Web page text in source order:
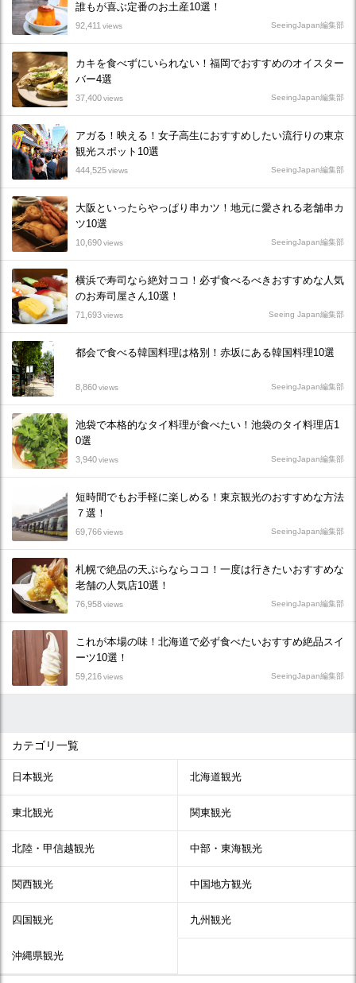
誰もが喜ぶ定番のお土産10選！
92,411 views SeeingJapan編集部
カキを食べずにいられない！福岡でおすすめのオイスター
バー4選
37,400views SeeingJapan編集部
アガる！映える！女子高生におすすめしたい流行りの東京
観光スポット10選
444,525views SeeingJapan編集部
大阪といったらやっぱり串カツ！地元に愛される老舗串カ
ツ10選
10,690views SeeingJapan編集部
横浜で寿司なら絶対ココ！必ず食べるべきおすすめな人気
のお寿司屋さん10選！
71,693views Seeing Japan編集部
都会で食べる韓国料理は格別！赤坂にある韓国料理10選
8,860views SeeingJapan編集部
池袋で本格的なタイ料理が食べたい！池袋のタイ料理店1
0選
3,940views SeeingJapan編集部
短時間でもお手軽に楽しめる！東京観光のおすすめな方法
７選！
69,766views SeeingJapan編集部
札幌で絶品の天ぷらならココ！一度は行きたいおすすめな
老舗の人気店10選！
76,958views SeeingJapan編集部
これが本場の味！北海道で必ず食べたいおすすめ絶品スイ
ーツ10選！
59,216views SeeingJapan編集部
カテゴリ一覧
日本観光 北海道観光
東北観光 関東観光
北陸・甲信越観光 中部・東海観光
関西観光 中国地方観光
四国観光 九州観光
沖縄県観光